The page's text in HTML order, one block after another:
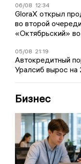
06/08 12:34
GloraX открыл
во второй
«Октябрьский»
05/08 21:19
Автокредитный
Уралсиб вырос на
Бизнес